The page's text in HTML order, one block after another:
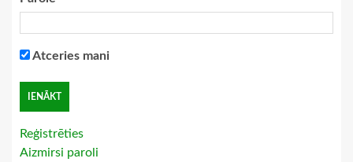
Atceries mani
Reģistrēties
Aizmirsi paroli